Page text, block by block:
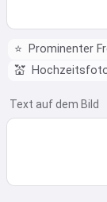
⭐ Prominenter
💒
Text auf dem Bild